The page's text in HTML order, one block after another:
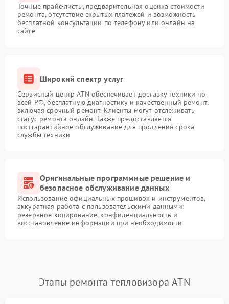
Точные прайс-листы, предварительная оценка стоимости
ремонта, отсутствие скрытых платежей и возможность
бесплатной консультации по телефону или онлайн на
сайте
Широкий спектр услуг
Сервисный центр ATN обеспечивает доставку техники по
всей РФ, бесплатную диагностику и качественный ремонт,
включая срочный ремонт. Клиенты могут отслеживать
статус ремонта онлайн. Также предоставляется
постгарантийное обслуживание для продления срока
службы техники
Оригинальные программные решение и
безопасное обслуживание данных
Использование официальных прошивок и инструментов,
аккуратная работа с пользовательскими данными:
резервное копирование, конфиденциальность и
восстановление информации при необходимости
Этапы ремонта тепловизора ATN